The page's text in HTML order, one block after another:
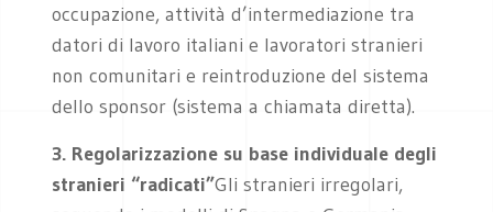
occupazione, attività d’intermediazione tra
datori di lavoro italiani e lavoratori stranieri
non comunitari e reintroduzione del sistema
dello sponsor (sistema a chiamata diretta).
3. Regolarizzazione su base individuale degli
stranieri “radicati”Gli stranieri irregolari,